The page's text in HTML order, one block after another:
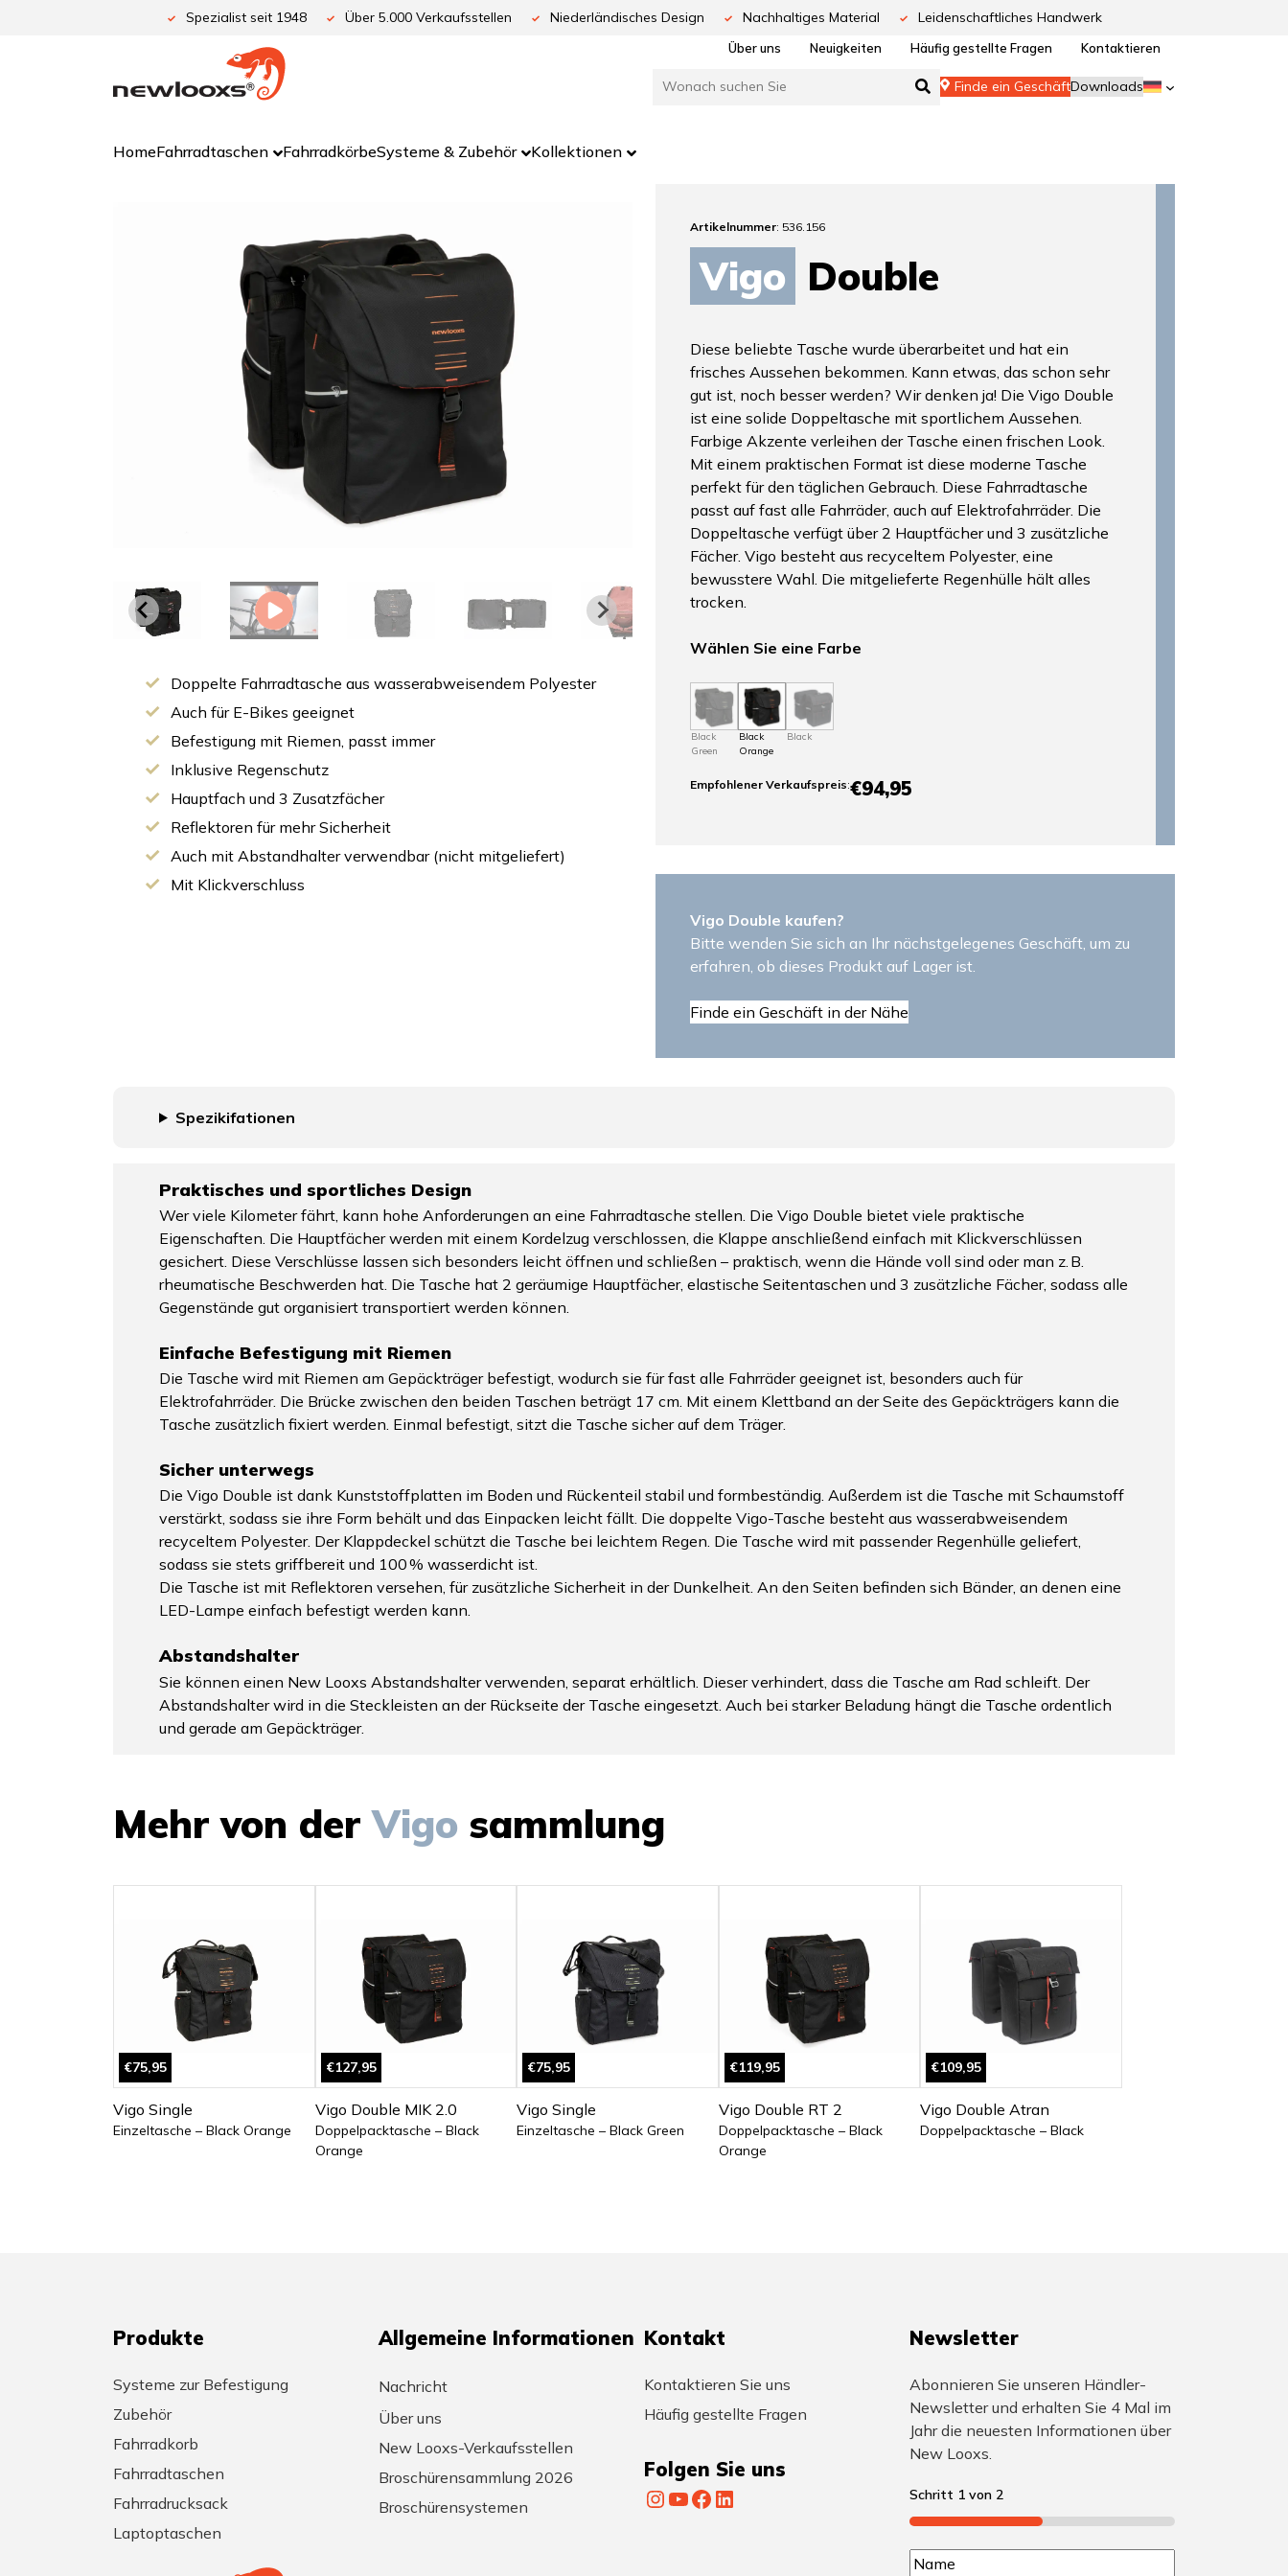
Spezialist seit 1948 Über 5.000 Verkaufsstellen Niederländisches Design Nachhaltiges Material Leidenschaftliches Handwerk
Über uns Neuigkeiten Häufig gestellte Fragen Kontaktieren
Finde ein GeschäftDownloads
HomeFahrradtaschen FahrradkörbeSysteme & Zubehör Kollektionen
Doppelte Fahrradtasche aus wasserabweisendem Polyester
Auch für E-Bikes geeignet
Befestigung mit Riemen, passt immer
Inklusive Regenschutz
Hauptfach und 3 Zusatzfächer
Reflektoren für mehr Sicherheit
Auch mit Abstandhalter verwendbar (nicht mitgeliefert)
Mit Klickverschluss
Artikelnummer: 536.156
Vigo Double
Diese beliebte Tasche wurde überarbeitet und hat ein
frisches Aussehen bekommen. Kann etwas, das schon sehr
gut ist, noch besser werden? Wir denken ja! Die Vigo Double
ist eine solide Doppeltasche mit sportlichem Aussehen.
Farbige Akzente verleihen der Tasche einen frischen Look.
Mit einem praktischen Format ist diese moderne Tasche
perfekt für den täglichen Gebrauch. Diese Fahrradtasche
passt auf fast alle Fahrräder, auch auf Elektrofahrräder. Die
Doppeltasche verfügt über 2 Hauptfächer und 3 zusätzliche
Fächer. Vigo besteht aus recyceltem Polyester, eine
bewusstere Wahl. Die mitgelieferte Regenhülle hält alles
trocken.
Wählen Sie eine Farbe
Black
Green
Black
Orange
Black
Empfohlener Verkaufspreis:€94,95
Vigo Double kaufen?
Bitte wenden Sie sich an Ihr nächstgelegenes Geschäft, um zu
erfahren, ob dieses Produkt auf Lager ist.
Finde ein Geschäft in der Nähe
Spezikifationen
Praktisches und sportliches Design
Wer viele Kilometer fährt, kann hohe Anforderungen an eine Fahrradtasche stellen. Die Vigo Double bietet viele praktische
Eigenschaften. Die Hauptfächer werden mit einem Kordelzug verschlossen, die Klappe anschließend einfach mit Klickverschlüssen
gesichert. Diese Verschlüsse lassen sich besonders leicht öffnen und schließen – praktisch, wenn die Hände voll sind oder man z. B.
rheumatische Beschwerden hat. Die Tasche hat 2 geräumige Hauptfächer, elastische Seitentaschen und 3 zusätzliche Fächer, sodass alle
Gegenstände gut organisiert transportiert werden können.
Einfache Befestigung mit Riemen
Die Tasche wird mit Riemen am Gepäckträger befestigt, wodurch sie für fast alle Fahrräder geeignet ist, besonders auch für
Elektrofahrräder. Die Brücke zwischen den beiden Taschen beträgt 17 cm. Mit einem Klettband an der Seite des Gepäckträgers kann die
Tasche zusätzlich fixiert werden. Einmal befestigt, sitzt die Tasche sicher auf dem Träger.
Sicher unterwegs
Die Vigo Double ist dank Kunststoffplatten im Boden und Rückenteil stabil und formbeständig. Außerdem ist die Tasche mit Schaumstoff
verstärkt, sodass sie ihre Form behält und das Einpacken leicht fällt. Die doppelte Vigo-Tasche besteht aus wasserabweisendem
recyceltem Polyester. Der Klappdeckel schützt die Tasche bei leichtem Regen. Die Tasche wird mit passender Regenhülle geliefert,
sodass sie stets griffbereit und 100 % wasserdicht ist.
Die Tasche ist mit Reflektoren versehen, für zusätzliche Sicherheit in der Dunkelheit. An den Seiten befinden sich Bänder, an denen eine
LED-Lampe einfach befestigt werden kann.
Abstandshalter
Sie können einen New Looxs Abstandshalter verwenden, separat erhältlich. Dieser verhindert, dass die Tasche am Rad schleift. Der
Abstandshalter wird in die Steckleisten an der Rückseite der Tasche eingesetzt. Auch bei starker Beladung hängt die Tasche ordentlich
und gerade am Gepäckträger.
Mehr von der Vigo sammlung
€75,95
Vigo Single
Einzeltasche – Black Orange
€127,95
Vigo Double MIK 2.0
Doppelpacktasche – Black
Orange
€75,95
Vigo Single
Einzeltasche – Black Green
€119,95
Vigo Double RT 2
Doppelpacktasche – Black
Orange
€109,95
Vigo Double Atran
Doppelpacktasche – Black
Produkte
Systeme zur Befestigung
Zubehör
Fahrradkorb
Fahrradtaschen
Fahrradrucksack
Laptoptaschen
Allgemeine Informationen
Nachricht
Über uns
New Looxs-Verkaufsstellen
Broschürensammlung 2026
Broschürensystemen
Kontakt
Kontaktieren Sie uns
Häufig gestellte Fragen
Folgen Sie uns
InstagramYouTube Facebook LinkedIn
Newsletter
Abonnieren Sie unseren Händler-
Newsletter und erhalten Sie 4 Mal im
Jahr die neuesten Informationen über
New Looxs.
Schritt 1 von 2
50%
N